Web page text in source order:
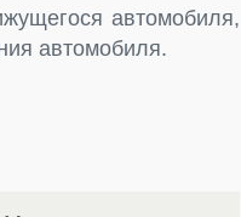
автомобиля,
автомобиля.